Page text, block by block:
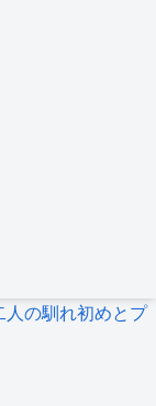
人の馴れ初めとプ